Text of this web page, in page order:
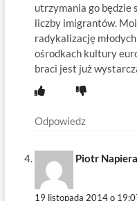
utrzymania go będzie
liczby imigrantów.
radykalizację
ośrodkach kultury
braci jest już
Odpowiedz
Piotr
19 listopada 2014 o